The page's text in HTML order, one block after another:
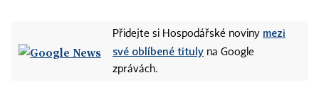
Přidejte si Hospodářské noviny mezi
své oblíbené tituly na Google
zprávách.